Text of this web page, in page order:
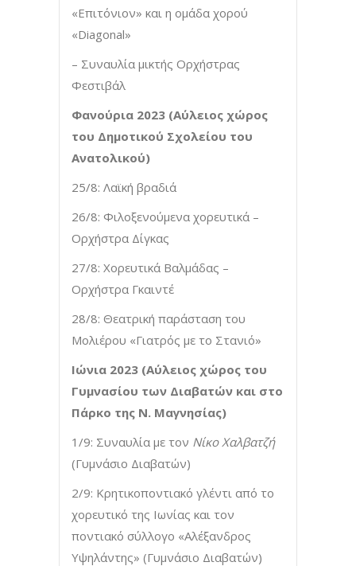
«Επιτόνιον» και η ομάδα χορού
«Diagonal»
– Συναυλία μικτής Ορχήστρας
Φεστιβάλ
Φανούρια 2023 (Αύλειος χώρος
του Δημοτικού Σχολείου του
Ανατολικού)
25/8: Λαϊκή βραδιά
26/8: Φιλοξενούμενα χορευτικά –
Ορχήστρα Δίγκας
27/8: Χορευτικά Βαλμάδας –
Ορχήστρα Γκαιντέ
28/8: Θεατρική παράσταση του
Μολιέρου «Γιατρός με το Στανιό»
Ιώνια 2023 (Αύλειος χώρος του
Γυμνασίου των Διαβατών και στο
Πάρκο της Ν. Μαγνησίας)
1/9: Συναυλία με τον Νίκο Χαλβατζή
(Γυμνάσιο Διαβατών)
2/9: Κρητικοποντιακό γλέντι από το
χορευτικό της Ιωνίας και τον
ποντιακό σύλλογο «Αλέξανδρος
Υψηλάντης» (Γυμνάσιο Διαβατών)